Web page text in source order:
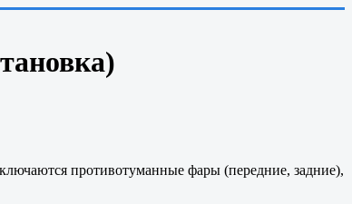
противотуманные фары (передние, задние),